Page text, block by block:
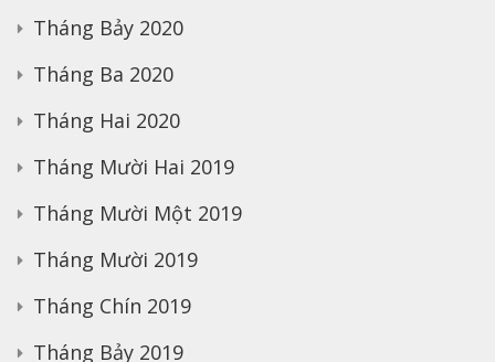
Tháng Bảy 2020
Tháng Ba 2020
Tháng Hai 2020
Tháng Mười Hai 2019
Tháng Mười Một 2019
Tháng Mười 2019
Tháng Chín 2019
Tháng Bảy 2019